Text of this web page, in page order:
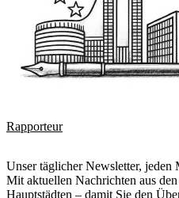
Rapporteur
Unser täglicher Newsletter,
Mit aktuellen Nachrichten aus
Hauptstädten – damit Sie den